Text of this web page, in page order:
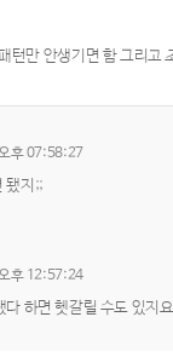
턴만 안생기면 함 그리
후 07:58:27
됐지;;
후 12:57:24
다 하면 헷갈릴 수도 있지요